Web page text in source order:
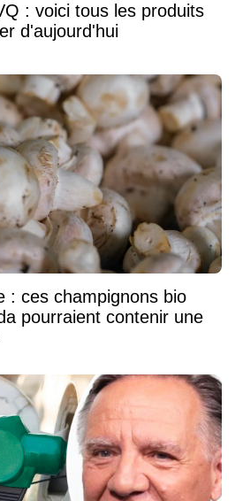
: voici tous les produits
d'aujourd'hui
: ces champignons bio
pourraient contenir une